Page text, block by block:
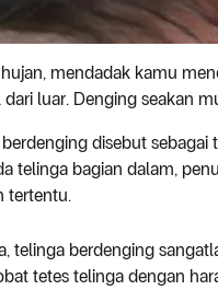
mendadak kamu
luar. Denging seakan
disebut
telinga bagian dalam,
tertentu.
telinga berdenging
tetes telinga dengan